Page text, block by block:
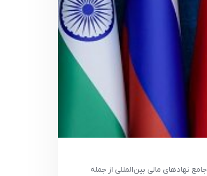
نهادهای مالی بین‌المللی از جمله